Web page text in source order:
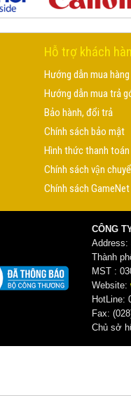
Hỗ trợ khách
Hướng dẫn mua
Hướng dẫn mua trả
Bảo hành, đổi trả
Chính sách bảo mật
Hình thức thanh toán
Chính sách vận
Chính sách GameNet
CÔNG
Address:
Thành
MST :
Website:
HotLine:
Fax:
Chủ sở